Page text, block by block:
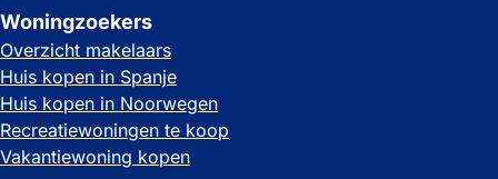
Woningzoekers
Overzicht makelaars
Huis kopen in Spanje
Huis kopen in Noorwegen
Recreatiewoningen te koop
Vakantiewoning kopen